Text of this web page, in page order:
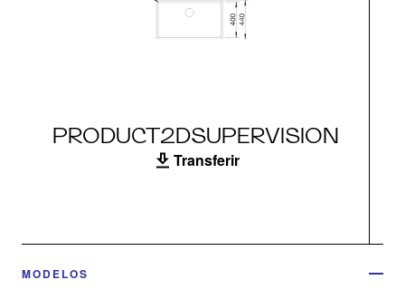
PRODUCT2DSUPERVISION
Transferir
MODELOS